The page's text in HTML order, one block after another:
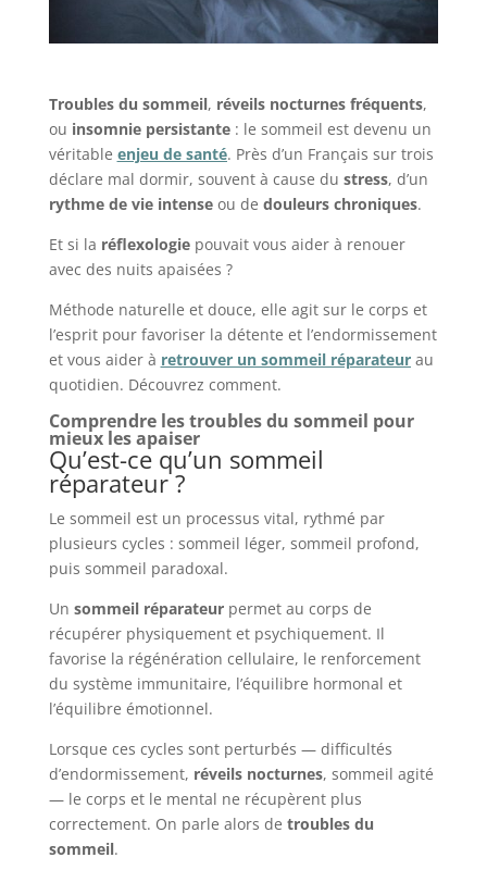
Troubles du sommeil, réveils nocturnes fréquents,
ou insomnie persistante: le sommeil est devenu un
véritable enjeu de santé. Près d’un Français sur trois
déclare mal dormir, souvent à cause du stress, d’un
rythme de vie intenseou de douleurs chroniques.
Et si la réflexologiepouvait vous aider à renouer
avec des nuits apaisées ?
Méthode naturelle et douce, elle agit sur le corps et
l’esprit pour favoriser la détente et l’endormissement
et vous aider à retrouver un sommeil réparateurau
quotidien. Découvrez comment.
Comprendre les troubles du sommeil pour
mieux les apaiser
Qu’est-ce qu’un sommeil
réparateur ?
Le sommeil est un processus vital, rythmé par
plusieurs cycles : sommeil léger, sommeil profond,
puis sommeil paradoxal.
Un sommeil réparateurpermet au corps de
récupérer physiquement et psychiquement. Il
favorise la régénération cellulaire, le renforcement
du système immunitaire, l’équilibre hormonal et
l’équilibre émotionnel.
Lorsque ces cycles sont perturbés — difficultés
d’endormissement, réveils nocturnes, sommeil agité
— le corps et le mental ne récupèrent plus
correctement. On parle alors de troubles du
sommeil.